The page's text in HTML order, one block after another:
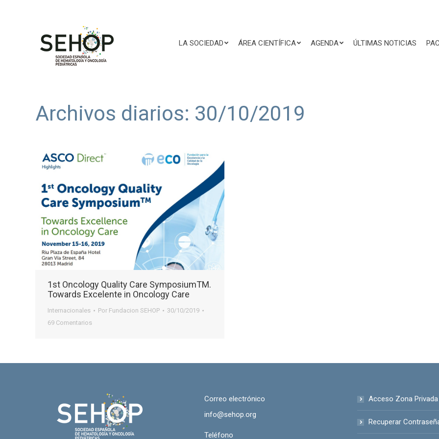
LA SOCIEDAD ÁREA CIENTÍFICA AGENDA ÚLTIMAS NOTICIAS
Archivos diarios: 30/10/2019
1st Oncology Quality Care SymposiumTM.
Towards Excelente in Oncology Care
Internacionales Por Fundacion SEHOP
30/10/2019
69 Comentarios
Correo electrónico
info@sehop.org
Teléfono
Acceso Zona Privada
Recuperar